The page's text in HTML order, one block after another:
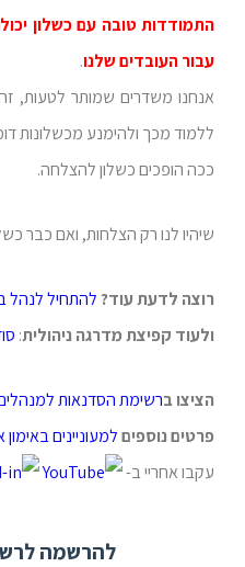
התמודדות טובה עם כשלון
עבור העובדים שלנו.
אנחנו משדרים שמותר לטעות,
ללמוד מכך ולהימנע מכשלונות
ככה הופכים כשלון להצלחה.
שיהיו לנו רק הצלחות, ואם כבר
רוצה לדעת עוד? להתחיל לנהל
ולעוד קפיצת מדרגה ניהולית:
הציצו ברשימת הסדנאות
פרטים נוספיםלמעונייניםבאימון
עקבו אחריי ב-
להרשמה